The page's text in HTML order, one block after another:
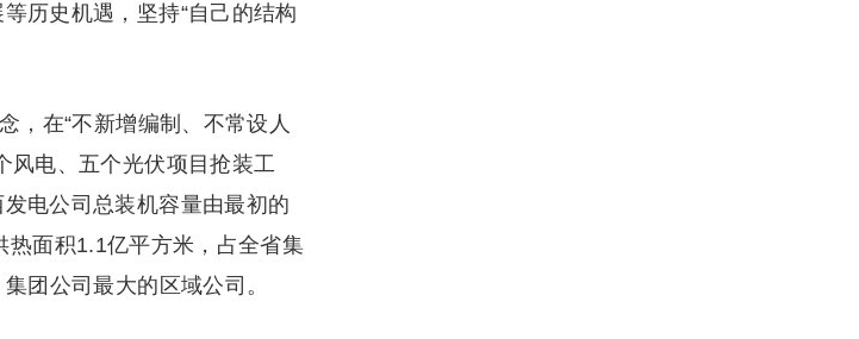
历史机遇，坚持“自己的结构
，在“不新增编制、不常设人
风电、五个光伏项目抢装工
电公司总装机容量由最初的
面积1.1亿平方米，占全省集
团公司最大的区域公司。